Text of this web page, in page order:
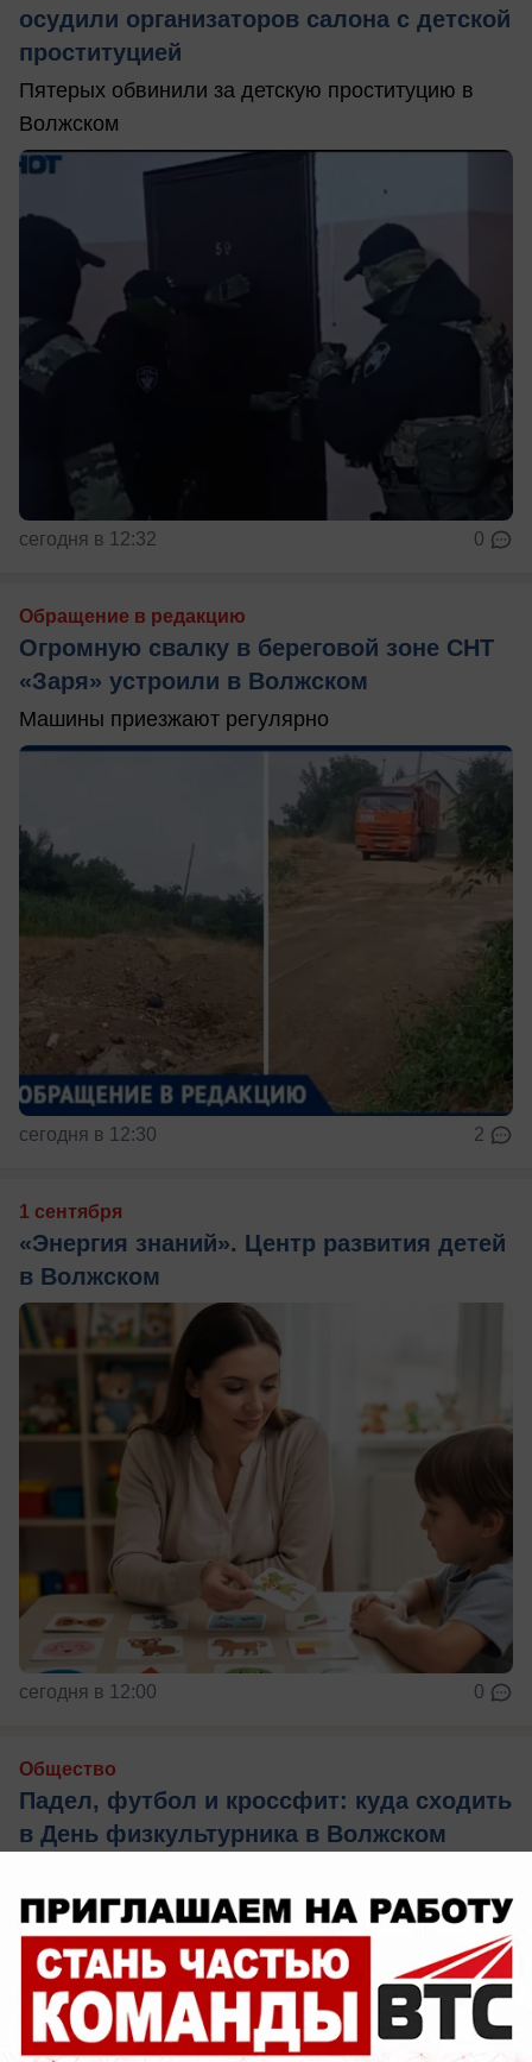
осудили организаторов салона с детской
проституцией
Пятерых обвинили за детскую проституцию в
Волжском
сегодня в 12:32 0
Обращение в редакцию
Огромную свалку в береговой зоне СНТ
«Заря» устроили в Волжском
Машины приезжают регулярно
сегодня в 12:30 2
1 сентября
«Энергия знаний». Центр развития детей
в Волжском
сегодня в 12:00 0
Общество
Падел, футбол и кроссфит: куда сходить
в День физкультурника в Волжском